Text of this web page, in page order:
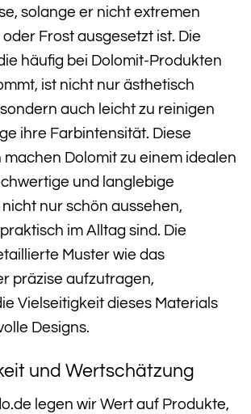
solange er nicht extremen
Frost ausgesetzt ist. Die
häufig bei Dolomit-Produkten
ist nicht nur ästhetisch
auch leicht zu reinigen
ihre Farbintensität. Diese
Dolomit zu einem idealen
und langlebige
nicht nur schön aussehen,
im Alltag sind. Die
Muster wie das
präzise aufzutragen,
Vielseitigkeit dieses Materials
Designs.
und Wertschätzung
legen wir Wert auf Produkte,